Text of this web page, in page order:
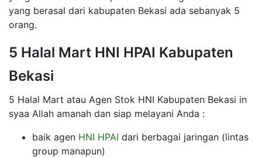
yang berasal dari kabupaten Bekasi ada sebanyak 5
orang.
5 Halal Mart HNI HPAI Kabupaten
Bekasi
5 Halal Mart atau Agen Stok HNI Kabupaten Bekasi in
syaa Allah amanah dan siap melayani Anda :
baik agen HNI HPAI dari berbagai jaringan (lintas
group manapun)